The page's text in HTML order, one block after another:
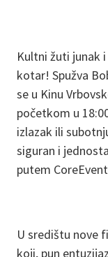
Kultni žuti junak
kotar! Spužva
se u Kinu
početkom u
izlazak ili
siguran i
putem
U središtu nove
koji, pun